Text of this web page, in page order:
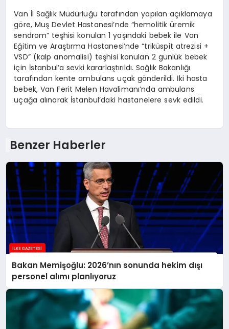
Van İl Sağlık Müdürlüğü tarafından yapılan açıklamaya
göre, Muş Devlet Hastanesi’nde “hemolitik üremik
sendrom” teşhisi konulan 1 yaşındaki bebek ile Van
Eğitim ve Araştırma Hastanesi’nde “triküspit atrezisi +
VSD” (kalp anomalisi) teşhisi konulan 2 günlük bebek
için İstanbul’a sevki kararlaştırıldı. Sağlık Bakanlığı
tarafından kente ambulans uçak gönderildi. İki hasta
bebek, Van Ferit Melen Havalimanı’nda ambulans
uçağa alınarak İstanbul’daki hastanelere sevk edildi.
Benzer Haberler
Bakan Memişoğlu: 2026’nın sonunda hekim dışı
personel alımı planlıyoruz